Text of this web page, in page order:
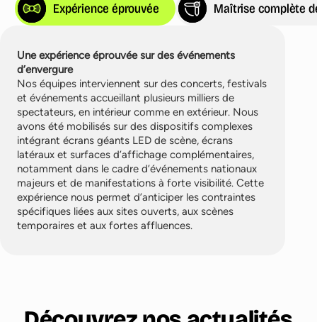
Expérience éprouvée Maîtrise complète
Une expérience éprouvée sur des événements
d’envergure
Nos équipes interviennent sur des concerts, festivals
et événements accueillant plusieurs milliers de
spectateurs, en intérieur comme en extérieur. Nous
avons été mobilisés sur des dispositifs complexes
intégrant écrans géants LED de scène, écrans
latéraux et surfaces d’affichage complémentaires,
notamment dans le cadre d’événements nationaux
majeurs et de manifestations à forte visibilité. Cette
expérience nous permet d’anticiper les contraintes
spécifiques liées aux sites ouverts, aux scènes
temporaires et aux fortes affluences.